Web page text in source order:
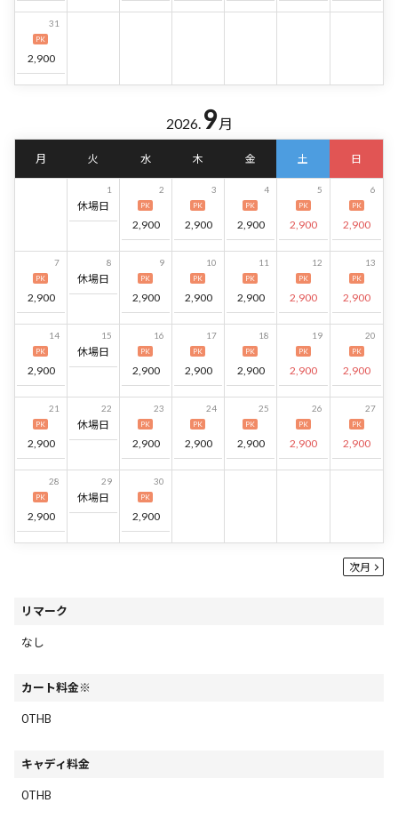
31
PK
2,900
次月
2026. 9 月
月 火 水 木 金 土 日
1
休場日
2
PK
2,900
3
PK
2,900
4
PK
2,900
5
PK
2,900
6
PK
2,900
7
PK
2,900
8
休場日
9
PK
2,900
10
PK
2,900
11
PK
2,900
12
PK
2,900
13
PK
2,900
14
PK
2,900
15
休場日
16
PK
2,900
17
PK
2,900
18
PK
2,900
19
PK
2,900
20
PK
2,900
21
PK
2,900
22
休場日
23
PK
2,900
24
PK
2,900
25
PK
2,900
26
PK
2,900
27
PK
2,900
28
PK
2,900
29
休場日
30
PK
2,900
リマーク
なし
カート料金※
0THB
キャディ料金
0THB